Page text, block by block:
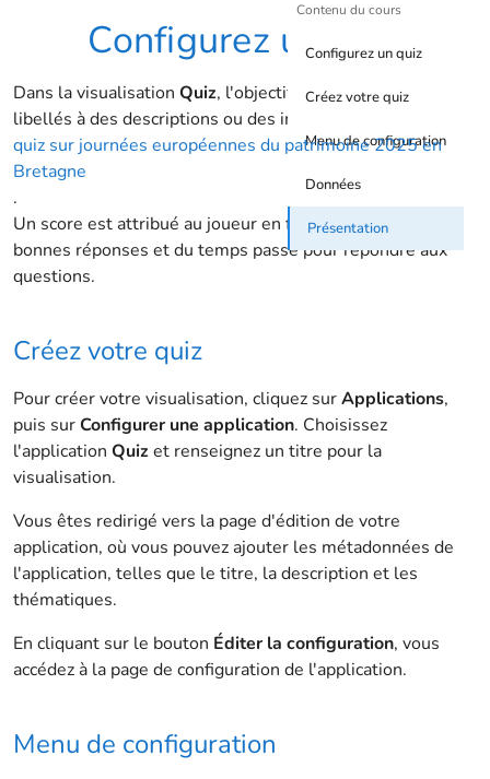
Contenu du cours
Configurez un quiz
Créez votre quiz
Menu de configuration
Données
Présentation
Configurez un quiz
Dans la visualisation Quiz, l'objectif est d'associer des
libellés à des descriptions ou des images, comme dans ce
quiz sur journées européennes du patrimoine 2025 en
Bretagne
.
Un score est attribué au joueur en fonction du nombre de
bonnes réponses et du temps passé pour répondre aux
questions.
Créez votre quiz
Pour créer votre visualisation, cliquez surApplications,
puis surConfigurer une application. Choisissez
l'application Quizet renseignez un titre pour la
visualisation.
Vous êtes redirigé vers la page d'édition de votre
application, où vous pouvez ajouter les métadonnées de
l'application, telles que le titre, la description et les
thématiques.
En cliquant sur le bouton Éditer la configuration, vous
accédez à la page de configuration de l'application.
Menu de configuration